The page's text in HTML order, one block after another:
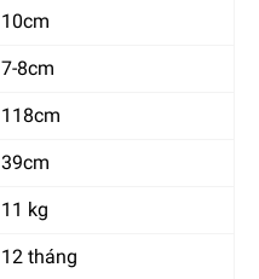
10cm
7-8cm
118cm
39cm
11 kg
12 tháng